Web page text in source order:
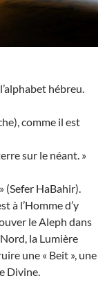
hébreu.
comme il est
sur le néant. »
(Sefer HaBahir).
à l’Homme d’y
le Aleph dans
la Lumière
une « Beit », une
Divine.